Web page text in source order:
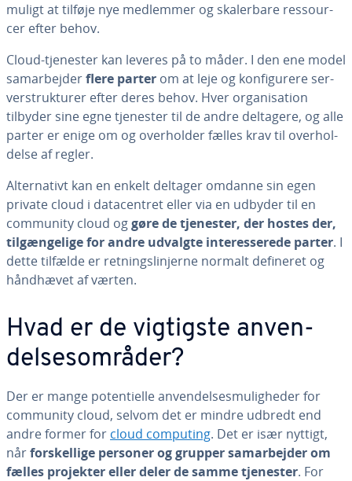
muligt at tilføje nye medlemmer og ska­ler­ba­re res­sour­
cer efter behov.
Cloud-tjenester kan leveres på to måder. I den ene model
sam­ar­bej­derflere parter om at leje og kon­fi­gu­re­re ser­
ver­struk­tu­rer efter deres behov. Hver or­ga­ni­sa­tion
tilbyder sine egne tjenester til de andre deltagere, og alle
parter er enige om og over­hol­der fælles krav til over­hol­
del­se af regler.
Al­ter­na­tivt kan en enkelt deltager omdanne sin egen
private cloud i da­ta­cen­tret eller via en udbyder til en
community cloud oggøre de tjenester, der hostes der,
til­gæn­ge­li­ge for andre udvalgte in­ter­es­se­re­de parter. I
dette tilfælde er ret­nings­linjer­ne normalt defineret og
håndhævet af værten.
Hvad er de vigtigste an­ven­
del­ses­om­rå­der?
Der er mange po­ten­ti­el­le an­ven­del­ses­mu­lig­he­der for
community cloud, selvom det er mindre udbredt end
andre former for cloud computing. Det er især nyttigt,
nårfor­skel­li­ge personer og grupper sam­ar­bej­der om
fælles projekter eller deler de samme tjenester. For